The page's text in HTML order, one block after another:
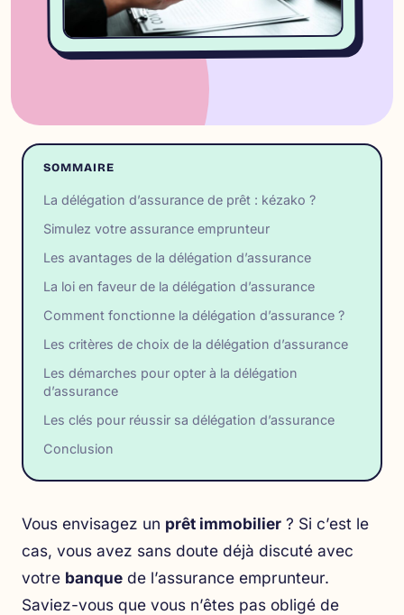
SOMMAIRE
La délégation d’assurance de prêt : kézako ?
Simulez votre assurance emprunteur
Les avantages de la délégation d’assurance
La loi en faveur de la délégation d’assurance
Comment fonctionne la délégation d’assurance ?
Les critères de choix de la délégation d’assurance
Les démarches pour opter à la délégation
d’assurance
Les clés pour réussir sa délégation d’assurance
Conclusion
Vous envisagez un prêt immobilier ? Si c’est le
cas, vous avez sans doute déjà discuté avec
votre banque de l’assurance emprunteur.
Saviez-vous que vous n’êtes pas obligé de